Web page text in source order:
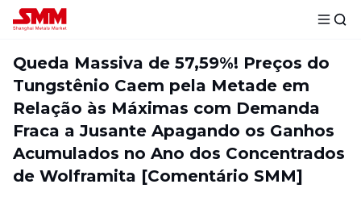
Queda Massiva de 57,59%! Preços do
Tungstênio Caem pela Metade em
Relação às Máximas com Demanda
Fraca a Jusante Apagando os Ganhos
Acumulados no Ano dos Concentrados
de Wolframita [Comentário SMM]